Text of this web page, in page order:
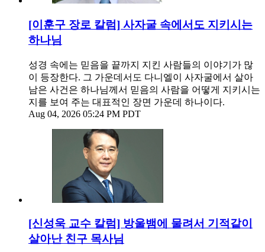
[이훈구 장로 칼럼] 사자굴 속에서도 지키시는
하나님
성경 속에는 믿음을 끝까지 지킨 사람들의 이야기가 많
이 등장한다. 그 가운데서도 다니엘이 사자굴에서 살아
남은 사건은 하나님께서 믿음의 사람을 어떻게 지키시는
지를 보여 주는 대표적인 장면 가운데 하나이다.
Aug 04, 2026 05:24 PM PDT
[신성욱 교수 칼럼] 방울뱀에 물려서 기적같이
살아난 친구 목사님